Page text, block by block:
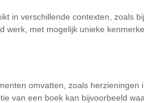
in verschillende contexten, zoals
werk, met mogelijk unieke
omvatten, zoals
van een boek kan bijvoorbeeld